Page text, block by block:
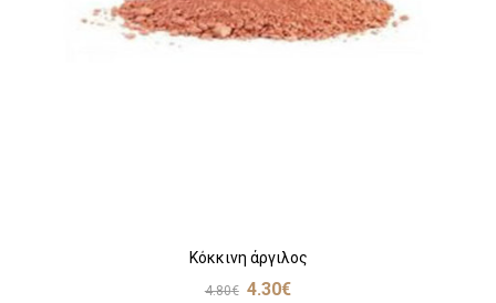
Κόκκινη άργιλος
4.80€ 4.30€